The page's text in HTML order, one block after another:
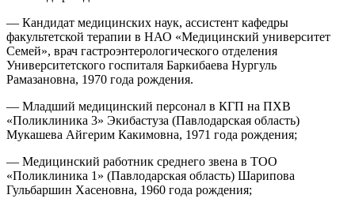
— Кандидат медицинских наук, ассистент кафедры
факультетской терапии в НАО «Медицинский университет
Семей», врач гастроэнтерологического отделения
Университетского госпиталя Баркибаева Нургуль
Рамазановна, 1970 года рождения.
— Младший медицинский персонал в КГП на ПХВ
«Поликлиника 3» Экибастуза (Павлодарская область)
Мукашева Айгерим Какимовна, 1971 года рождения;
— Медицинский работник среднего звена в ТОО
«Поликлиника 1» (Павлодарская область) Шарипова
Гульбаршин Хасеновна, 1960 года рождения;